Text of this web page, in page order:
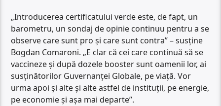
„Introducerea certificatului verde este, de fapt, un
barometru, un sondaj de opinie continuu pentru a se
observe care sunt pro și care sunt contra” – susține
Bogdan Comaroni. „E clar că cei care continuă să se
vaccineze și după dozele booster sunt oamenii lor, ai
susținătorilor Guvernanței Globale, pe viață. Vor
urma apoi și alte și alte astfel de instituții, pe energie,
pe economie și așa mai departe”.